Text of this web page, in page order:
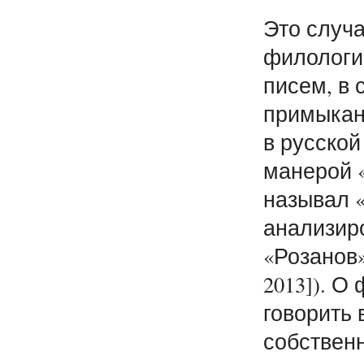
Это
писем, в
в
манерой
называл
2013]). О